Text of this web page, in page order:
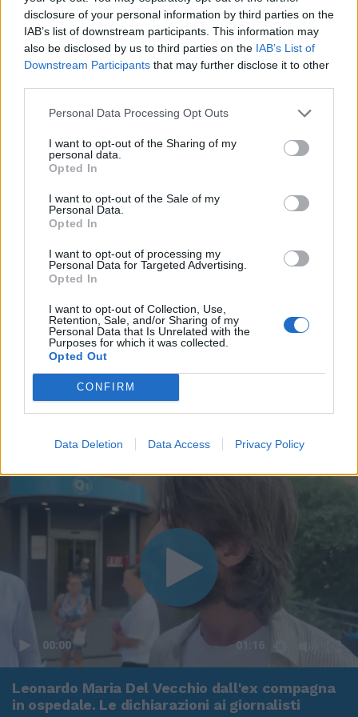
disclosure of your personal information by third parties on the
IAB’s list of downstream participants. This information may
also be disclosed by us to third parties on the IAB’s List of
Downstream Participants that may further disclose it to other
Personal Data Processing Opt Outs
I want to opt-out of the Sharing of my
personal data.
Opted In
I want to opt-out of the Sale of my
Personal Data.
Opted In
I want to opt-out of processing my
Personal Data for Targeted Advertising.
Opted In
I want to opt-out of Collection, Use,
Retention, Sale, and/or Sharing of my
Personal Data that Is Unrelated with the
Purposes for which it was collected.
Opted Out
CONFIRM
Data Deletion Data Access Privacy Policy
00:00 01:16
Leonardo Maria Del Vecchio dall'ex compagna
in ospedale. Le dichiarazioni ai giornalisti